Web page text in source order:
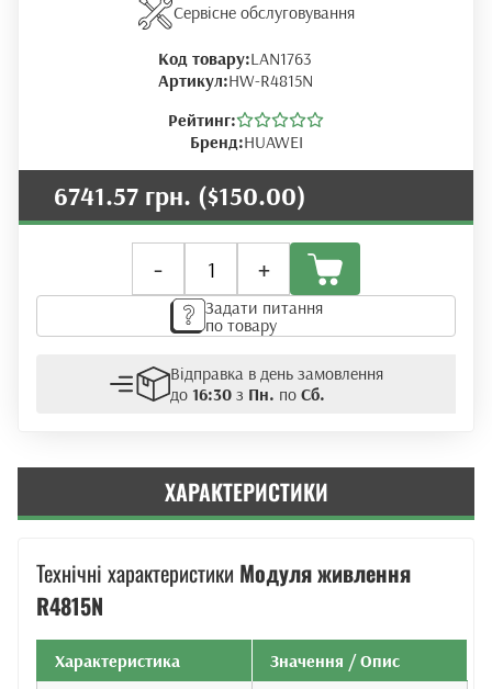
Сервісне обслуговування
Код товару:LAN1763
Артикул:HW-R4815N
Рейтинг:
Бренд:HUAWEI
6741.57 грн. ($150.00)
-
живлення
Huawei
R4815N
кількість
+
Задати питання
по товару
Відправка в день замовлення
до 16:30з Пн. по Сб.
ХАРАКТЕРИСТИКИ
Технічні характеристики Модуля живлення
R4815N
Характеристика
Значення / Опис